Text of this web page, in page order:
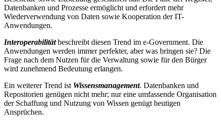
Datenbanken und Prozesse ermöglicht und erfordert mehr
Wiederverwendung von Daten sowie Kooperation der IT-
Anwendungen.
Interoperabilitätbeschreibt diesen Trend im e-Government. Die
Anwendungen werden immer perfekter, aber was bringen sie? Die
Frage nach dem Nutzen für die Verwaltung sowie für den Bürger
wird zunehmend Bedeutung erlangen.
Ein weiterer Trend ist Wissensmanagement. Datenbanken und
Repositorien genügen nicht mehr; nur eine umfassende Organisation
der Schaffung und Nutzung von Wissen genügt heutigen
Ansprüchen.